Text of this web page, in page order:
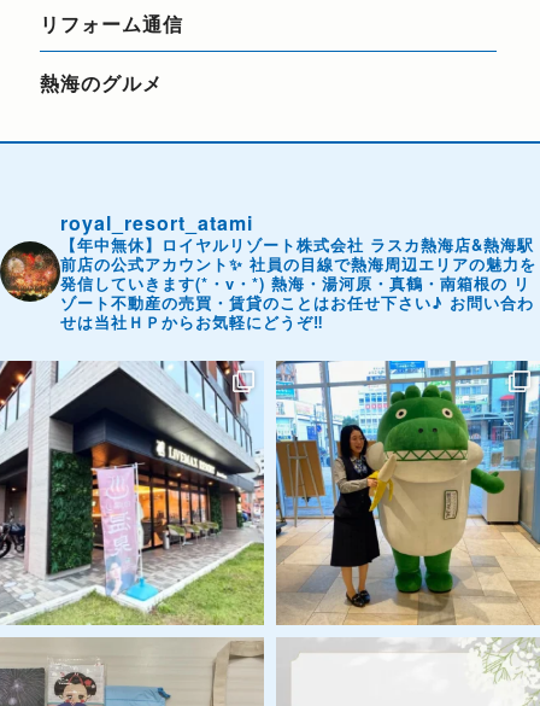
リフォーム通信
熱海のグルメ
royal_resort_atami
【年中無休】ロイヤルリゾート株式会社 ラスカ熱海店&熱海駅
前店の公式アカウント✨ 社員の目線で熱海周辺エリアの魅力を
発信していきます(*・v・*) 熱海・湯河原・真鶴・南箱根の リ
ゾート不動産の売買・賃貸のことはお任せ下さい♪ お問い合わ
せは当社ＨＰからお気軽にどうぞ‼️